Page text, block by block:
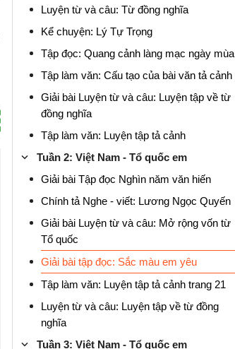
Luyện từ và câu: Từ đồng nghĩa
Kể chuyện: Lý Tự Trọng
Tập đọc: Quang cảnh làng mạc ngày mùa
Tập làm văn: Cấu tạo của bài văn tả cảnh
Giải bài Luyện từ và câu: Luyện tập về từ
đồng nghĩa
Tập làm văn: Luyện tập tả cảnh
Tuần 2: Việt Nam - Tổ quốc em
Giải bài Tập đọc Nghìn năm văn hiến
Chính tả Nghe - viết: Lương Ngọc Quyến
Giải bài Luyện từ và câu: Mở rộng vốn từ
Tổ quốc
Giải bài tập đọc: Sắc màu em yêu
Tập làm văn: Luyện tập tả cảnh trang 21
Luyện từ và câu: Luyện tập về từ đồng
nghĩa
Tuần 3: Việt Nam - Tổ quốc em